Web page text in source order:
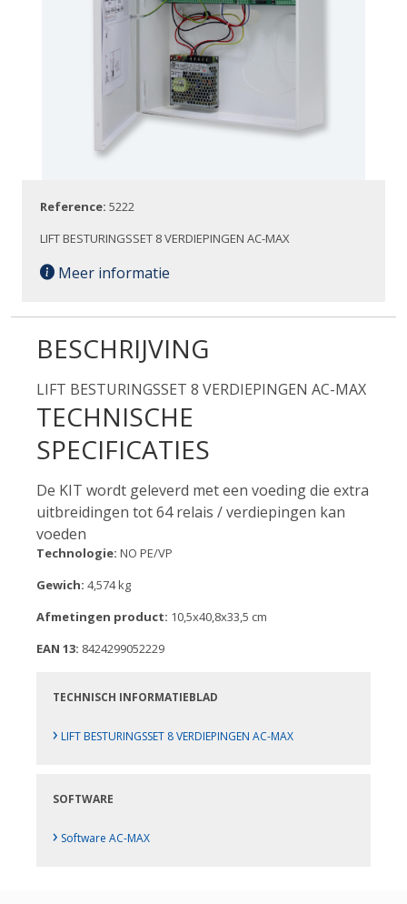
Reference: 5222
LIFT BESTURINGSSET 8 VERDIEPINGEN AC-MAX
Meer informatie
BESCHRIJVING
LIFT BESTURINGSSET 8 VERDIEPINGEN AC-MAX
TECHNISCHE
SPECIFICATIES
De KIT wordt geleverd met een voeding die extra
uitbreidingen tot 64 relais / verdiepingen kan
voeden
Technologie: NO PE/VP
Gewich: 4,574 kg
Afmetingen product: 10,5x40,8x33,5 cm
EAN 13: 8424299052229
TECHNISCH INFORMATIEBLAD
› LIFT BESTURINGSSET 8 VERDIEPINGEN AC-MAX
SOFTWARE
› Software AC-MAX